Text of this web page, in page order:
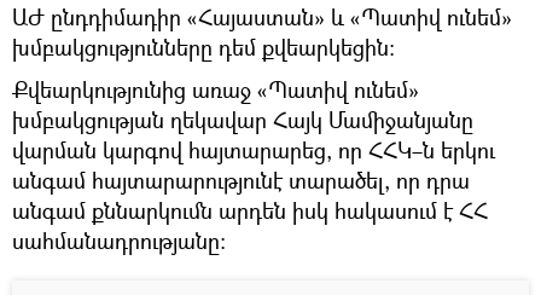
ԱԺ ընդդիմադիր «Հայաստան» և «Պատիվ ունեմ»
խմբակցությունները դեմ քվեարկեցին։
Քվեարկությունից առաջ «Պատիվ ունեմ»
խմբակցության ղեկավար Հայկ Մամիջանյանը
վարման կարգով հայտարարեց, որ ՀՀԿ–ն երկու
անգամ հայտարարությունէ տարածել, որ դրա
անգամ քննարկումն արդեն իսկ հակասում է ՀՀ
սահմանադրությանը։